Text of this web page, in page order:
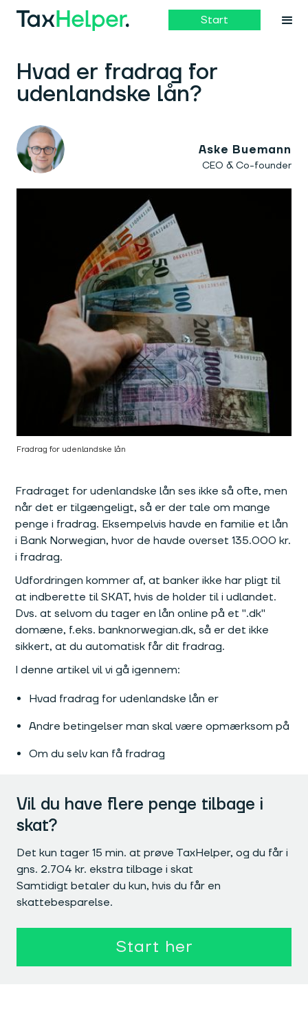
Start
Hvad er fradrag for
udenlandske lån?
Aske Buemann
CEO & Co-founder
Fradrag for udenlandske lån
Fradraget for udenlandske lån ses ikke så ofte, men
når det er tilgængeligt, så er der tale om mange
penge i fradrag. Eksempelvis havde en familie et lån
i Bank Norwegian, hvor de havde overset 135.000 kr.
i fradrag.
Udfordringen kommer af, at banker ikke har pligt til
at indberette til SKAT, hvis de holder til i udlandet.
Dvs. at selvom du tager en lån online på et ".dk"
domæne, f.eks. banknorwegian.dk, så er det ikke
sikkert, at du automatisk får dit fradrag.
I denne artikel vil vi gå igennem:
Hvad fradrag for udenlandske lån er
Andre betingelser man skal være opmærksom på
Om du selv kan få fradrag
Vil du have flere penge tilbage i
skat?
Det kun tager 15 min. at prøve TaxHelper, og du får i
gns. 2.704 kr. ekstra tilbage i skat
Samtidigt betaler du kun, hvis du får en
skattebesparelse.
Start her